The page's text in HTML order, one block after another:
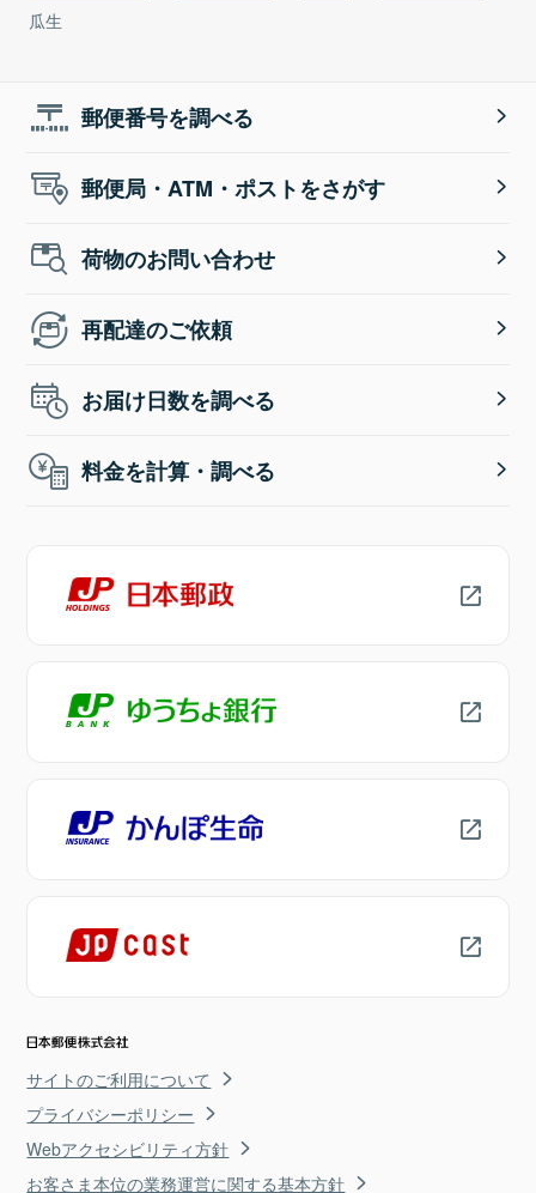
瓜生
郵便番号を調べる
郵便局・ATM・ポストをさがす
荷物のお問い合わせ
再配達のご依頼
お届け日数を調べる
料金を計算・調べる
サイトのご利用について
プライバシーポリシー
Webアクセシビリティ方針
お客さま本位の業務運営に関する基本方針